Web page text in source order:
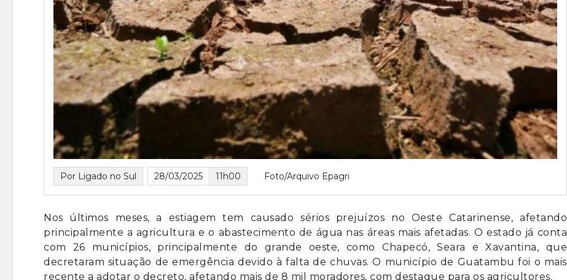
Por Ligado no Sul 28/03/2025 11h00 Foto/Arquivo Epagri
Nos últimos meses, a estiagem tem causado sérios prejuízos no Oeste Catarinense, afetando
principalmente a agricultura e o abastecimento de água nas áreas mais afetadas. O estado já conta
com 26 municípios, principalmente do grande oeste, como Chapecó, Seara e Xavantina, que
decretaram situação de emergência devido à falta de chuvas. O município de Guatambu foi o mais
recente a adotar o decreto, afetando mais de 8 mil moradores, com destaque para os agricultores.